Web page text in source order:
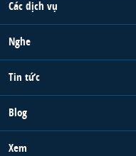
Các dịch vụ
Nghe
Tin tức
Blog
Xem